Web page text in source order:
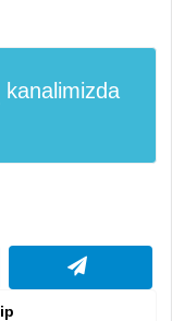
kanalimizda